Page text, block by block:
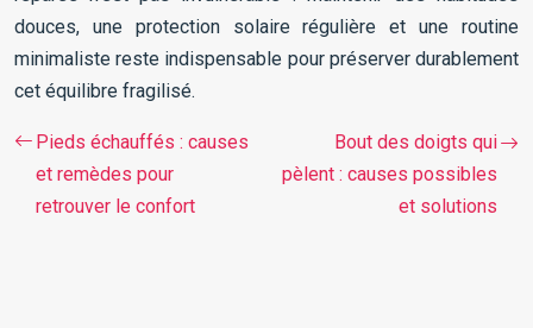
douces, une protection solaire régulière et une routine
minimaliste reste indispensable pour préserver durablement
cet équilibre fragilisé.
Pieds échauffés : causes
et remèdes pour
retrouver le confort
Bout des doigts qui
pèlent : causes possibles
et solutions